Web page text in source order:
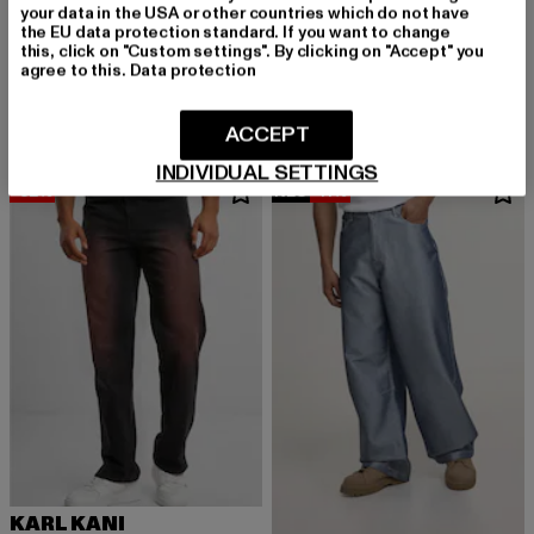
KARL KANI
Patch Five Pocket Denim Vintage
81,99 EUR
Derzeitiger Preis: 81,99 EUR
99,99 EURAktionspreis: 99,99 EUR
KARL KANI
-32%
KARL KANI
NEU -11%
your data in the USA or other countries which do not have
the EU data protection standard. If you want to change
this, click on "Custom settings". By clicking on "Accept" you
agree to this. Data protection
INDIVIDUAL SETTINGS
ACCEPT